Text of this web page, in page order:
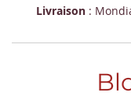
Livraison: